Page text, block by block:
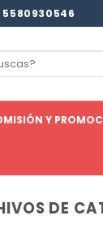
5580930546
Y
DE